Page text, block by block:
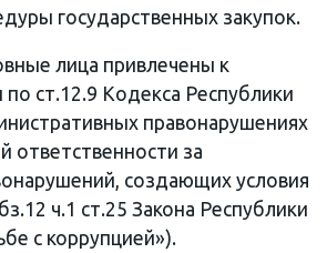
государственных закупок.
лица привлечены к
по ст.12.9 Кодекса Республики
правонарушениях
ответственности за
создающих условия
ч.1 ст.25 Закона Республики
с коррупцией»).